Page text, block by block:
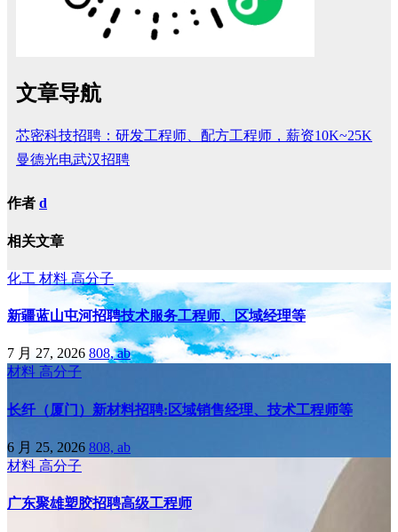
文章导航
芯密科技招聘：研发工程师、配方工程师，薪资10K~25K
曼德光电武汉招聘
作者 d
相关文章
化工 材料 高分子
新疆蓝山屯河招聘技术服务工程师、区域经理等
7 月 27, 2026 808, ab
材料 高分子
长纤（厦门）新材料招聘:区域销售经理、技术工程师等
6 月 25, 2026 808, ab
材料 高分子
广东聚雄塑胶招聘高级工程师